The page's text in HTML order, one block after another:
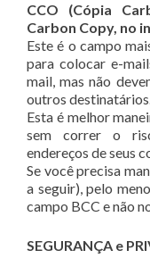
CCO (Cópia
Carbon Copy, no
Este é o campo
para colocar e-
mail, mas não
outros
Esta é melhor
sem correr o
endereços de seus
Se você precisa
a seguir), pelo
campo BCC e não
SEGURANÇA e